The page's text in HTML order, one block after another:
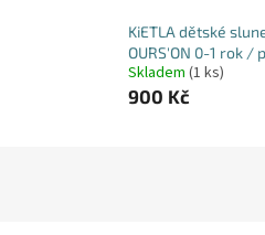
KiETLA dětské
OURS'ON 0-1 rok /
Skladem (1 ks)
900 Kč